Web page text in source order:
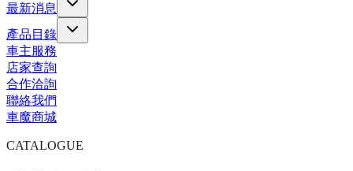
最新消息
產品目錄
車主服務
店家查詢
合作洽詢
聯絡我們
車魔商城
CATALOGUE